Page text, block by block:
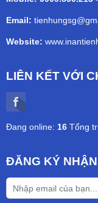
Email:
Website:
LIÊN KẾT VỚI
Đang online: 16 Tổng
ĐĂNG KÝ